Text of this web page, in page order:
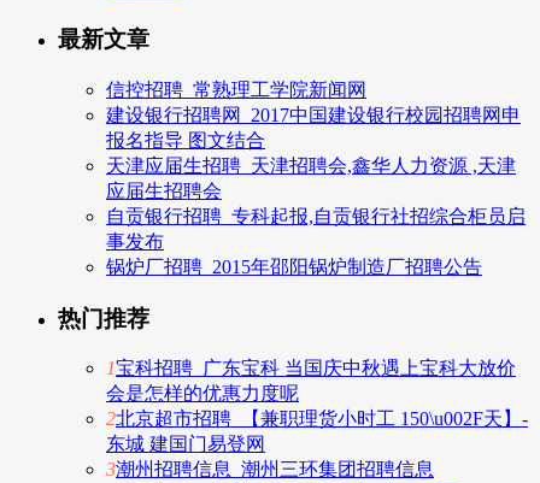
最新文章
信控招聘_常熟理工学院新闻网
建设银行招聘网_2017中国建设银行校园招聘网申
报名指导 图文结合
天津应届生招聘_天津招聘会,鑫华人力资源 ,天津
应届生招聘会
自贡银行招聘_专科起报,自贡银行社招综合柜员启
事发布
锅炉厂招聘_2015年邵阳锅炉制造厂招聘公告
热门推荐
1宝科招聘_广东宝科 当国庆中秋遇上宝科大放价
会是怎样的优惠力度呢
2北京超市招聘_【兼职理货小时工 150\u002F天】-
东城 建国门易登网
3潮州招聘信息_潮州三环集团招聘信息